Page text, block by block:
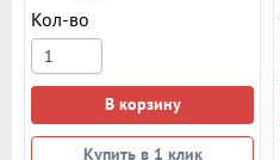
Кол-во
В корзину
Купить в 1 клик